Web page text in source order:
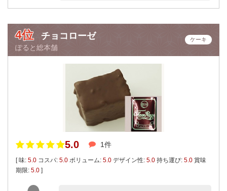
4位 チョコローゼ
ぽると総本舗
ケーキ
5.0 1件
[ 味: 5.0 コスパ: 5.0 ボリューム: 5.0 デザイン性: 5.0 持ち運び: 5.0 賞味
期限: 5.0 ]